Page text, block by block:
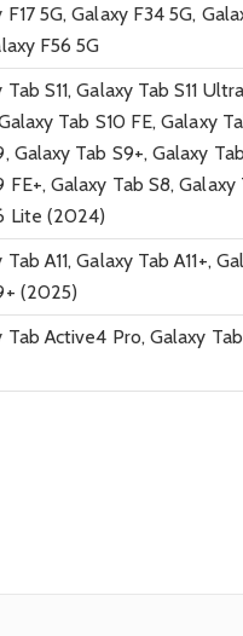
F17 5G, Galaxy F34 5G,
F56 5G
Tab S11, Galaxy Tab S11
Tab S10 FE, Galaxy
Galaxy Tab S9+, Galaxy
FE+, Galaxy Tab S8,
Lite (2024)
Tab A11, Galaxy Tab A11+,
(2025)
Tab Active4 Pro, Galaxy